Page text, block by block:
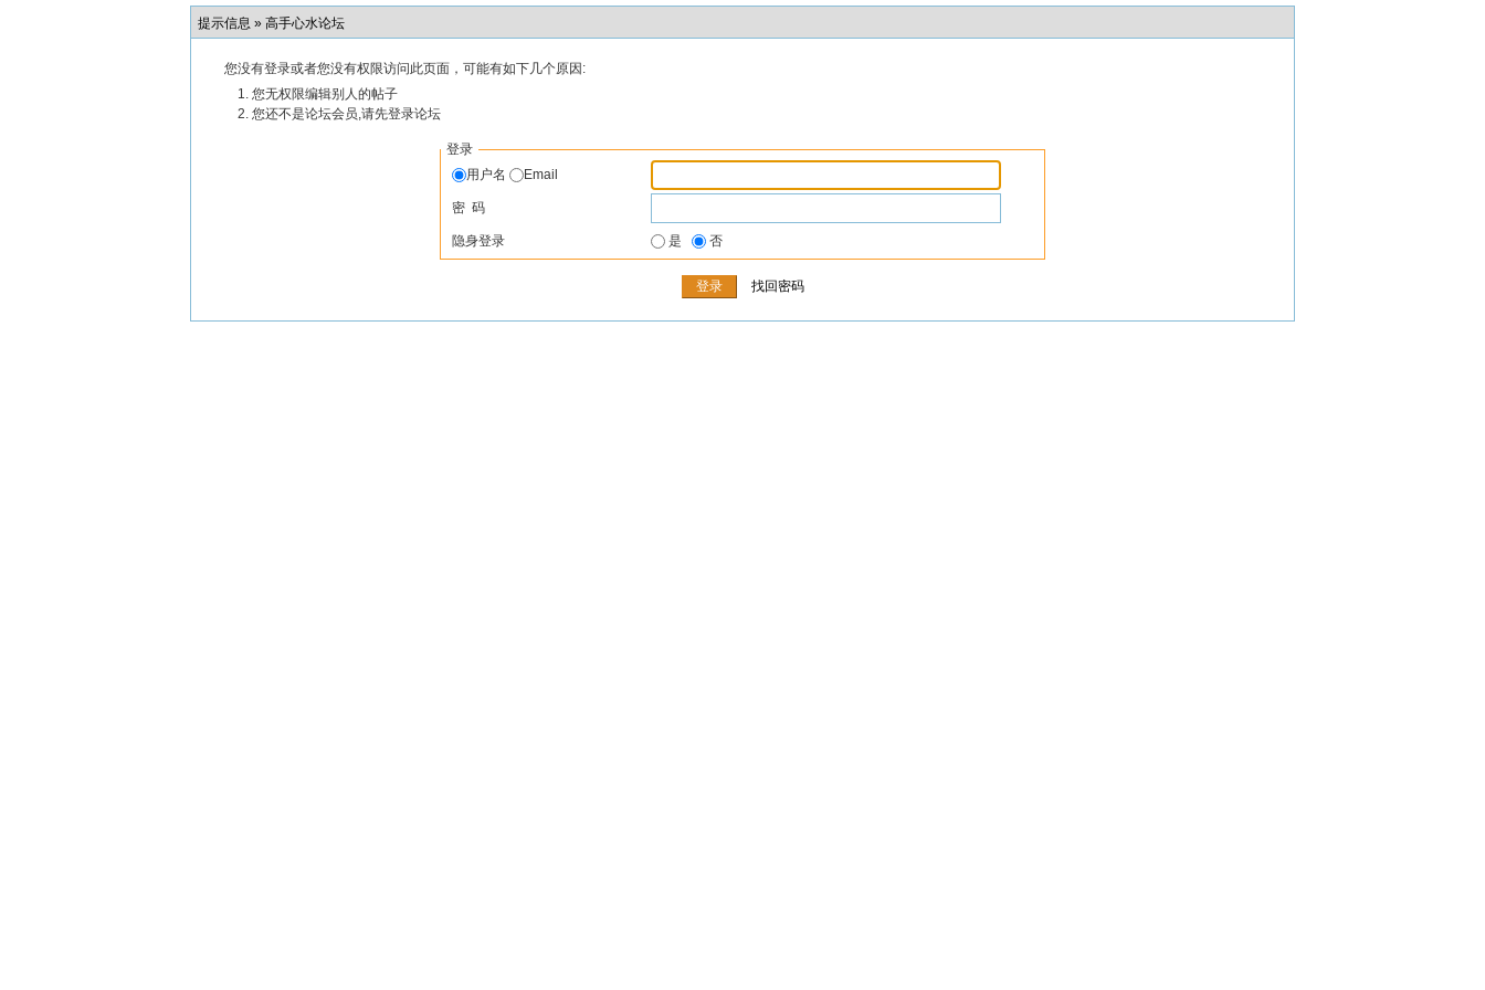
提示信息 » 高手心水论坛
您没有登录或者您没有权限访问此页面，可能有如下几个原因:
您无权限编辑别人的帖子
您还不是论坛会员,请先登录论坛
登录
用户名
Email
密 码
隐身登录 是 否
找回密码